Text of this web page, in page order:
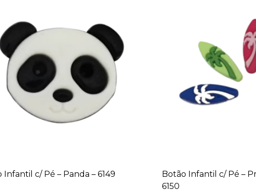
Infantil c/ Pé – Panda – 6149
Botão Infantil c/ Pé –
6150